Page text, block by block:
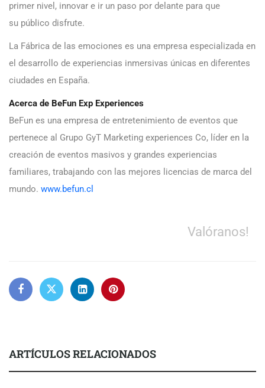
primer nivel, innovar e ir un paso por delante para que
su público disfrute.
La Fábrica de las emociones es una empresa especializada en
el desarrollo de experiencias inmersivas únicas en diferentes
ciudades en España.
Acerca de BeFun Exp Experiences
BeFun es una empresa de entretenimiento de eventos que
pertenece al Grupo GyT Marketing experiences Co, líder en la
creación de eventos masivos y grandes experiencias
familiares, trabajando con las mejores licencias de marca del
mundo. www.befun.cl
Valóranos!
ARTÍCULOS RELACIONADOS